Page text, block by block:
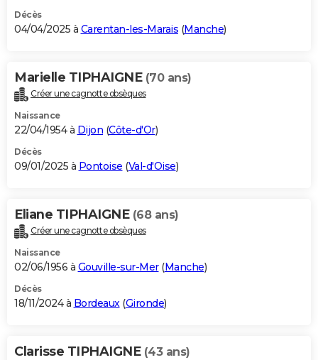
S'inscrire
Se connecter
Lycées
Collèges
Primaires
Universités
Entreprises
Service militaire
Avis de recherche
AVIS DE DÉCÈS
Bricolage
Lifestyle
Culture
Sport
Auto
Television
Voyage
Cinema
Décès
04/04/2025 à Carentan-les-Marais (Manche)
Marielle TIPHAIGNE (70 ans)
Créer une cagnotte obsèques
Naissance
22/04/1954 à Dijon (Côte-d'Or)
Décès
09/01/2025 à Pontoise (Val-d'Oise)
Eliane TIPHAIGNE (68 ans)
Créer une cagnotte obsèques
Naissance
02/06/1956 à Gouville-sur-Mer(Manche)
Décès
18/11/2024 à Bordeaux (Gironde)
Clarisse TIPHAIGNE (43 ans)